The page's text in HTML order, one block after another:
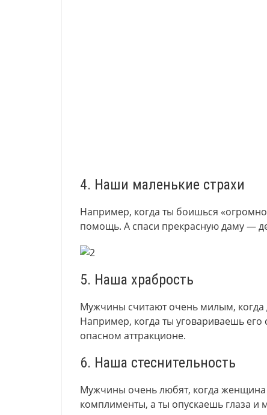
4. Наши маленькие страхи
Например, когда ты боишься
помощь. А спаси прекрасную даму —
5. Наша храбрость
Мужчины считают очень милым, когда
Например, когда ты уговариваешь его
опасном аттракционе.
6. Наша стеснительность
Мужчины очень любят, когда женщина
комплименты, а ты опускаешь глаза и